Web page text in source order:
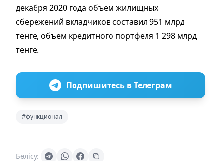
декабря 2020 года объем жилищных
сбережений вкладчиков составил 951 млрд
тенге, объем кредитного портфеля 1 298 млрд
тенге.
Подпишитесь в Телеграм
#функционал
Бөлісу: